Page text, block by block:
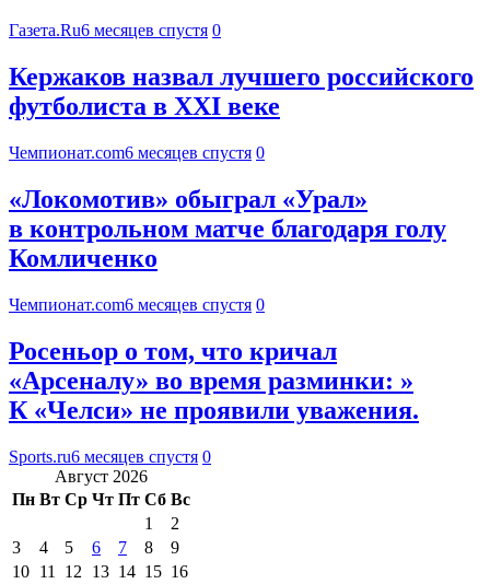
Газета.Ru6 месяцев спустя 0
Кержаков назвал лучшего российского
футболиста в ХХI веке
Чемпионат.com6 месяцев спустя 0
«Локомотив» обыграл «Урал»
в контрольном матче благодаря голу
Комличенко
Чемпионат.com6 месяцев спустя 0
Росеньор о том, что кричал
«Арсеналу» во время разминки: »
К «Челси» не проявили уважения.
Sports.ru6 месяцев спустя 0
Август 2026
Пн Вт Ср Чт Пт Сб Вс
1
2
3
4 5 6 7 8
9
10 11 12 13 14 15 16